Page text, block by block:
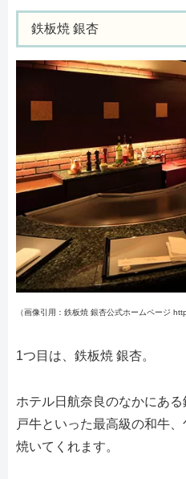
鉄板焼 銀杏
（画像引用：鉄板焼 銀杏公式ホームページ
1つ目は、鉄板焼 銀杏。
ホテル日航奈良のなかにあ
戸牛といった最高級の和牛
焼いてくれます。